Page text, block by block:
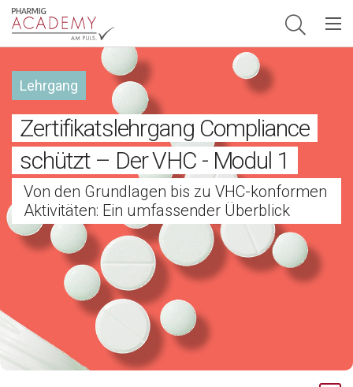
Hauptnavigation
Lehrgang
Zertifikatslehrgang Compliance
schützt – Der VHC - Modul 1
Von den Grundlagen bis zu VHC-konformen
Aktivitäten: Ein umfassender Überblick